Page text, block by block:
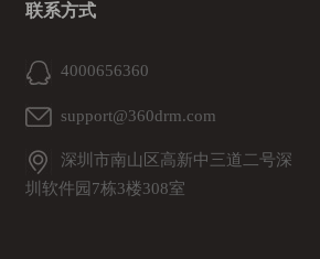
联系方式
4000656360
support@360drm.com
深圳市南山区高新中三道二号深
圳软件园7栋3楼308室